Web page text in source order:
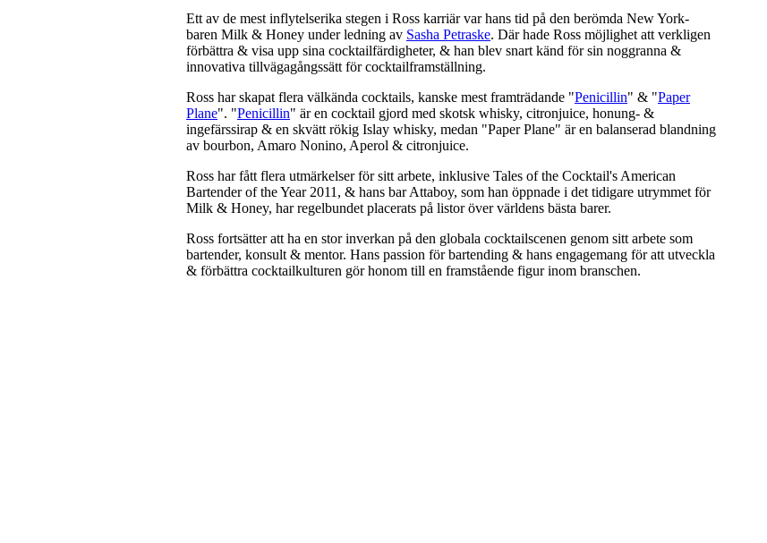
Ett av de mest inflytelserika stegen i Ross karriär var hans tid på den berömda New York-
baren Milk & Honey under ledning av Sasha Petraske. Där hade Ross möjlighet att verkligen
förbättra & visa upp sina cocktailfärdigheter, & han blev snart känd för sin noggranna &
innovativa tillvägagångssätt för cocktailframställning.
Ross har skapat flera välkända cocktails, kanske mest framträdande "Penicillin" & "Paper
Plane". "Penicillin" är en cocktail gjord med skotsk whisky, citronjuice, honung- &
ingefärssirap & en skvätt rökig Islay whisky, medan "Paper Plane" är en balanserad blandning
av bourbon, Amaro Nonino, Aperol & citronjuice.
Ross har fått flera utmärkelser för sitt arbete, inklusive Tales of the Cocktail's American
Bartender of the Year 2011, & hans bar Attaboy, som han öppnade i det tidigare utrymmet för
Milk & Honey, har regelbundet placerats på listor över världens bästa barer.
Ross fortsätter att ha en stor inverkan på den globala cocktailscenen genom sitt arbete som
bartender, konsult & mentor. Hans passion för bartending & hans engagemang för att utveckla
& förbättra cocktailkulturen gör honom till en framstående figur inom branschen.